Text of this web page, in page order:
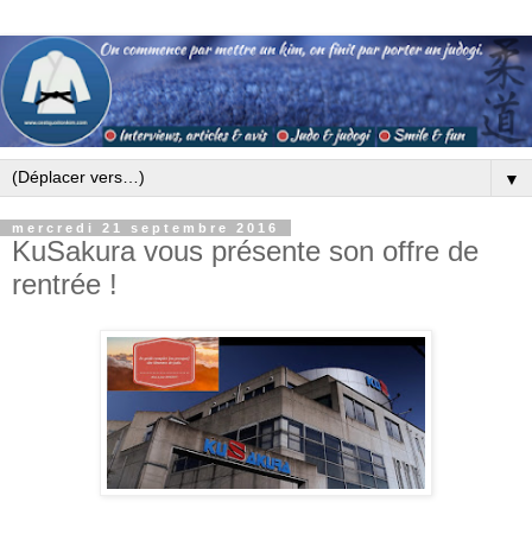
▼
mercredi 21 septembre 2016
KuSakura vous présente son offre de
rentrée !